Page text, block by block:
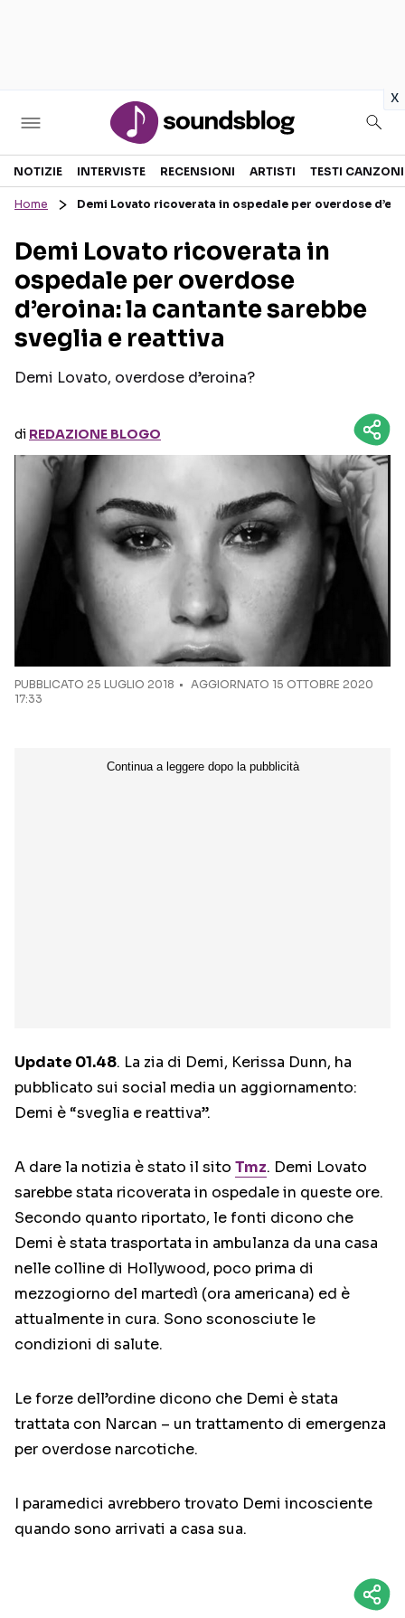
x
Sezioni
RECENSIONI MUSICALI
INTERVISTE
GOSSIP E CURIOSITÀ
TESTI CANZONI
TOUR ED EVENTI
TALENT SHOW
Seguici sui social
NOTIZIE INTERVISTE RECENSIONI ARTISTI TESTI CANZONI
Home Demi Lovato ricoverata in ospedale per overdose
Demi Lovato ricoverata in
ospedale per overdose
d’eroina: la cantante sarebbe
sveglia e reattiva
Demi Lovato, overdose d’eroina?
di REDAZIONE BLOGO
PUBBLICATO 25 LUGLIO 2018
AGGIORNATO 15 OTTOBRE 2020
17:33
Update 01.48. La zia di Demi, Kerissa Dunn, ha
pubblicato sui social media un aggiornamento:
Demi è “sveglia e reattiva”.
A dare la notizia è stato il sito Tmz. Demi Lovato
sarebbe stata ricoverata in ospedale in queste ore.
Secondo quanto riportato, le fonti dicono che
Demi è stata trasportata in ambulanza da una casa
nelle colline di Hollywood, poco prima di
mezzogiorno del martedì (ora americana) ed è
attualmente in cura. Sono sconosciute le
condizioni di salute.
Le forze dell’ordine dicono che Demi è stata
trattata con Narcan – un trattamento di emergenza
per overdose narcotiche.
I paramedici avrebbero trovato Demi incosciente
quando sono arrivati a casa sua.